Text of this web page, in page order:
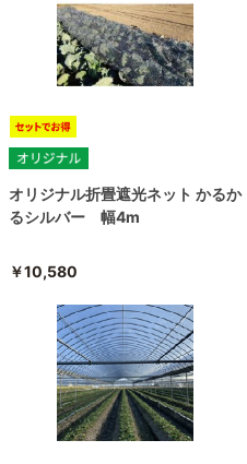
オリジナル折畳遮光ネット かるか
るシルバー 幅4m
￥10,580